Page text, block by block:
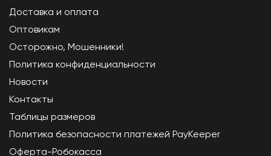
Доставка и оплата
Оптовикам
Осторожно, Мошенники!
Политика конфиденциальности
Новости
Контакты
Таблицы размеров
Политика безопасности платежей PayKeeper
Оферта-Робокасса